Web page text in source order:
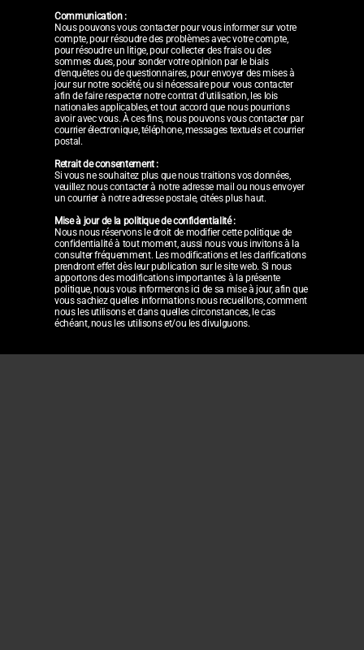
Communication :
Nous pouvons vous contacter pour vous informer sur votre
compte, pour résoudre des problèmes avec votre compte,
pour résoudre un litige, pour collecter des frais ou des
sommes dues, pour sonder votre opinion par le biais
d'enquêtes ou de questionnaires, pour envoyer des mises à
jour sur notre société, ou si nécessaire pour vous contacter
afin de faire respecter notre contrat d'utilisation, les lois
nationales applicables, et tout accord que nous pourrions
avoir avec vous. À ces fins, nous pouvons vous contacter par
courrier électronique, téléphone, messages textuels et courrier
postal.
Retrait de consentement :
Si vous ne souhaitez plus que nous traitions vos données,
veuillez nous contacter à notre adresse mail ou nous envoyer
un courrier à notre adresse postale, citées plus haut.
Mise à jour de la politique de confidentialité :
Nous nous réservons le droit de modifier cette politique de
confidentialité à tout moment, aussi nous vous invitons à la
consulter fréquemment. Les modifications et les clarifications
prendront effet dès leur publication sur le site web. Si nous
apportons des modifications importantes à la présente
politique, nous vous informerons ici de sa mise à jour, afin que
vous sachiez quelles informations nous recueillons, comment
nous les utilisons et dans quelles circonstances, le cas
échéant, nous les utilisons et/ou les divulguons.